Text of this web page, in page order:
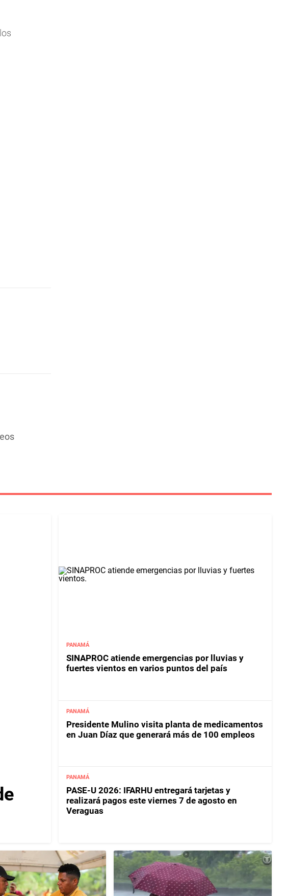
PANAMÁ
SINAPROC atiende emergencias por lluvias y
fuertes vientos en varios puntos del país
PANAMÁ
Presidente Mulino visita planta de medicamentos
en Juan Díaz que generará más de 100 empleos
PANAMÁ
PASE-U 2026: IFARHU entregará tarjetas y
realizará pagos este viernes 7 de agosto en
Veraguas